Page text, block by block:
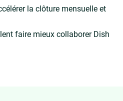
la clôture mensuelle et
faire mieux collaborer Dish